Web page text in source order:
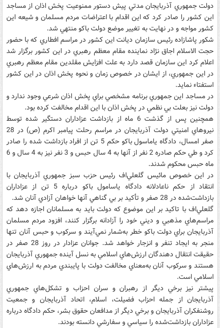
دولت جمهوري آذربايجان مدتي پيش دستور ممنوعيت پخش اذان از مساجد
اين کشور را صادر کرد که اين اقدام با اعتراضات مردم مسلمان و شيعه اين
کشور مواجه و در نهايت به تغيير موضع دولت باکو منتهي شد.
شکور پاشازاده رئيس سازمان ديانت اين کشور در مراسم افطاري که با حضور
حجت الاسلام اجاق نژاد نماينده مقام معظم رهبري در اين کشور برگزار شد
اعلام کرد اين سازمان قصد دارد به علت افزايش مقلدين مقام معظم رهبري
در اين جمهوري، از ايشان در خصوص زمان و نحوه پخش اذان در اين کشور
استفتاء نمايد.
در مساجد اين جمهوري برنامه مشخصي براي پخش اذان شرعي وجود ندارد و
دولت نيز بعلت بي نظمي در پخش اذان با اين اقدام مخالفت کرده بود.
همچنين پس از گذشت 6 ماه از بازداشت عزاداران دستگير شده توسط
نيروهاي امنيتي دولت آذربايجان در مراسم رحلت پيامبر اکرم (ص) در 28
صفر امسال، دادگاه ياماسول باکو حکم 5 تن از افراد بازداشت شده را صادر
کرد و طي حکم صادره 2 نفر از آنها به 4 سال حبس و 3 نفر نيز به 4 سال و 6
ماه حبس محکوم شدند.
در اين خصوص مائيس گلعلي‌اف رئيس حزب سبز جمهوري آذربايجان با
انتقاد از حکم ناعادلانه دادگاه ياسامول باکو درباره 5 تن از عزاداران
بازداشت‌شده در 28 صفر و تأکيد بر بي گناهي آنها خواهان آزادي آنان شد.
گلعلي‌اف با تاکيد بر اين موضوع که دولت بايد به مسلمانان اجازه دهد که
مراسم‌هاي مذهبي و ديني خود را آزادانه برگزار کنند، افزود مردم مسلمان
آذربايجان براي دولت باکو خطر به‌شمار نمي‌آيند و سرکوب و حبس آنان تنها
منجر به ايجاد تنفر و انزجار خواهد شد. جوانان عزادار در روز 28 صفر در
حقيقت انتقال دهندگان ارزش‌هاي اسلامي به نسل آينده جمهوري آذربايجان
هستند و سرکوب آنان به‌معناي مخالفت دولت با پايبندي مردم به ارزش‌هاي
اسلامي است.
پيشتر نيز برخي ديگر از رهبران و سران احزاب و تشکل‌هاي جمهوري
آذربايجان از جمله احزاب فضيلت، اسلام، اتحاد آذربايجان و جمعيت
روشنفکران آذربايجان و برخي ديگر از مدافعان حقوق بشر، حکم دادگاه درباره
عزاداران بازداشت‌شده را سياسي و سفارشي دانسته بودند.